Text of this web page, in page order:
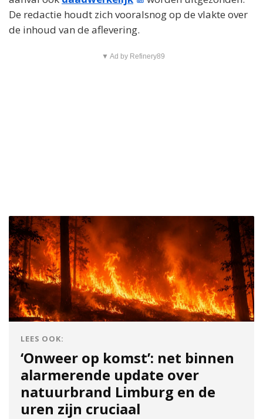
De redactie houdt zich vooralsnog op de vlakte over
de inhoud van de aflevering.
▼ Ad by Refinery89
LEES OOK:
‘Onweer op komst’: net binnen
alarmerende update over
natuurbrand Limburg en de
uren zijn cruciaal